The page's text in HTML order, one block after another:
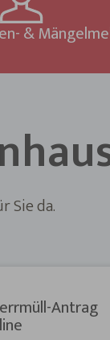
&
Sie da.
Antrag